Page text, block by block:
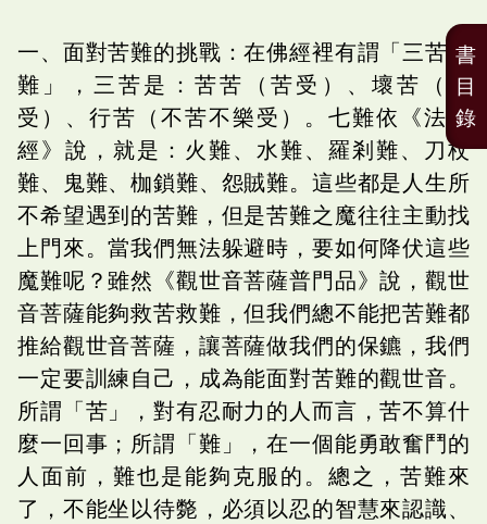
一、面對苦難的挑戰：在佛經裡有謂「三苦七
難」，三苦是：苦苦（苦受）、壞苦（樂
受）、行苦（不苦不樂受）。七難依《法華
經》說，就是：火難、水難、羅剎難、刀杖
難、鬼難、枷鎖難、怨賊難。這些都是人生所
不希望遇到的苦難，但是苦難之魔往往主動找
上門來。當我們無法躲避時，要如何降伏這些
魔難呢？雖然《觀世音菩薩普門品》說，觀世
音菩薩能夠救苦救難，但我們總不能把苦難都
推給觀世音菩薩，讓菩薩做我們的保鑣，我們
一定要訓練自己，成為能面對苦難的觀世音。
所謂「苦」，對有忍耐力的人而言，苦不算什
麼一回事；所謂「難」，在一個能勇敢奮鬥的
人面前，難也是能夠克服的。總之，苦難來
了，不能坐以待斃，必須以忍的智慧來認識、
書
目
錄